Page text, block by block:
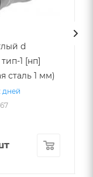
d
1 [нп]
сталь 1 мм)
дней